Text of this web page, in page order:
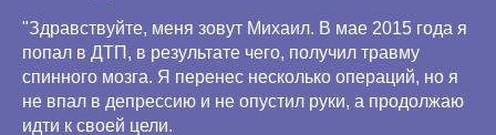
"Здравствуйте, меня зовут Михаил. В мае 2015 года я
попал в ДТП, в результате чего, получил травму
спинного мозга. Я перенес несколько операций, но я
не впал в депрессию и не опустил руки, а продолжаю
идти к своей цели.